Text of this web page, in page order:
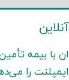
با بیمه